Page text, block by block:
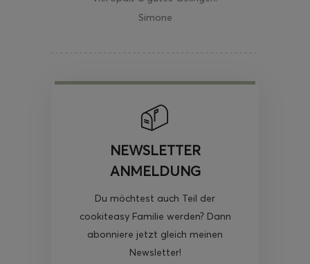
Simone
NEWSLETTER
ANMELDUNG
Du möchtest auch Teil der
cookiteasy Familie werden? Dann
abonniere jetzt gleich meinen
Newsletter!